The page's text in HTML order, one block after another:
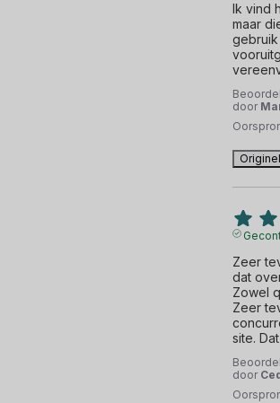
Ik vind
maar
door
Zeer
dat
Zowel
Zeer
site.
door